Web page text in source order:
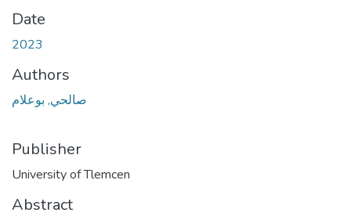
Date
2023
Authors
صالحي, بوعلام
Publisher
University of Tlemcen
Abstract